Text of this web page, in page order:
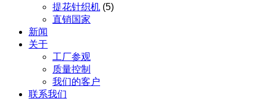
提花针织机 (5)
直销国家
新闻
关于
工厂参观
质量控制
我们的客户
联系我们